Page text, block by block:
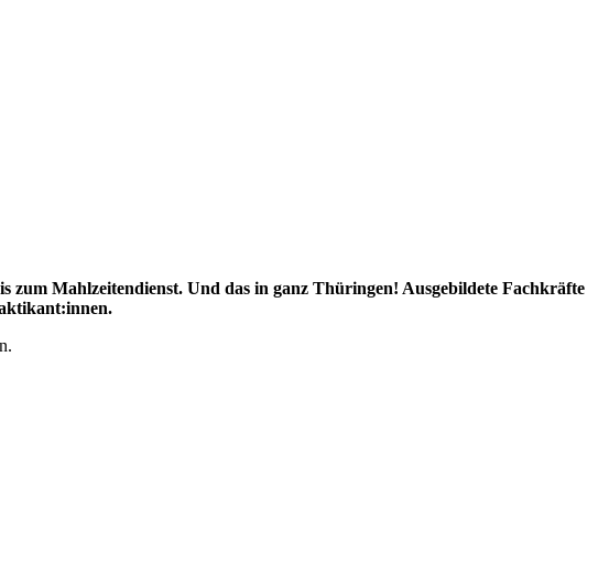
Mahlzeitendienst. Und das in ganz Thüringen! Ausgebildete Fachkräfte